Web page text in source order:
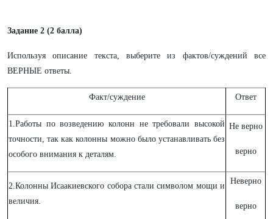
Задание 2 (2 балла)
Используя описание текста, выберите из фактов/суждений все
ВЕРНЫЕ ответы.
Факт/суждение Ответ
1.Работы по возведению колонн не требовали высокой
точности, так как колонны можно было устанавливать без
особого внимания к деталям.
Не верно
верно
2.Колонны Исаакиевского собора стали символом мощи и
величия.
Неверно
верно